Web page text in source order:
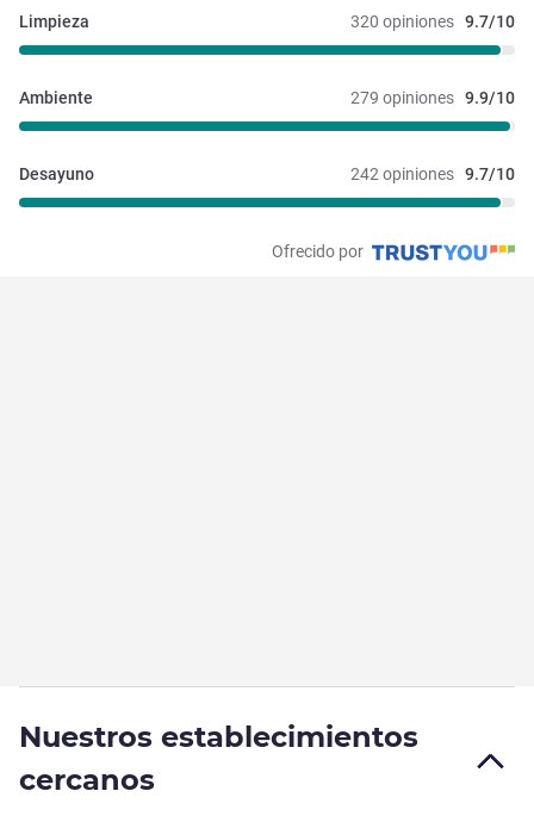
320 opiniones 9.7/10
Limpieza
279 opiniones 9.9/10
Ambiente
242 opiniones 9.7/10
Desayuno
Ofrecido por
Nuestros establecimientos
cercanos